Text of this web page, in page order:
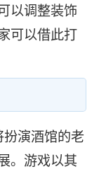
以调整装饰
可以借此打
演酒馆的老
。游戏以其